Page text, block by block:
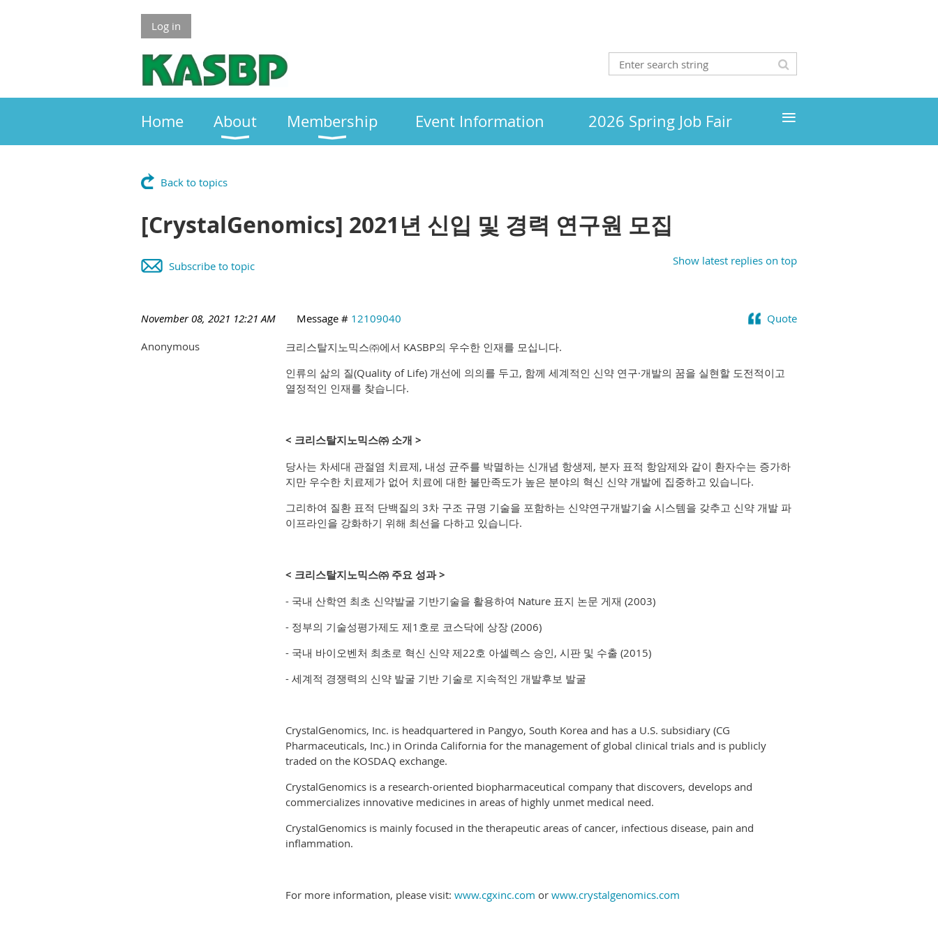
Log in
Home About Membership Event Information 2026 Spring Job Fair ≡
Back to topics
[CrystalGenomics] 2021년 신입 및 경력 연구원 모집
Show latest replies on top
Subscribe to topic
November 08, 2021 12:21 AM Quote
Message # 12109040
Anonymous
크리스탈지노믹스㈜에서 KASBP의 우수한 인재를 모십니다.
인류의 삶의 질(Quality of Life) 개선에 의의를 두고, 함께 세계적인 신약 연구∙개발의 꿈을 실현할 도전적이고
열정적인 인재를 찾습니다.
< 크리스탈지노믹스㈜ 소개 >
당사는 차세대 관절염 치료제, 내성 균주를 박멸하는 신개념 항생제, 분자 표적 항암제와 같이 환자수는 증가하
지만 우수한 치료제가 없어 치료에 대한 불만족도가 높은 분야의 혁신 신약 개발에 집중하고 있습니다.
그리하여 질환 표적 단백질의 3차 구조 규명 기술을 포함하는 신약연구개발기술 시스템을 갖추고 신약 개발 파
이프라인을 강화하기 위해 최선을 다하고 있습니다.
< 크리스탈지노믹스㈜ 주요 성과 >
- 국내 산학연 최초 신약발굴 기반기술을 활용하여 Nature 표지 논문 게재 (2003)
- 정부의 기술성평가제도 제1호로 코스닥에 상장 (2006)
- 국내 바이오벤처 최초로 혁신 신약 제22호 아셀렉스 승인, 시판 및 수출 (2015)
- 세계적 경쟁력의 신약 발굴 기반 기술로 지속적인 개발후보 발굴
CrystalGenomics, Inc. is headquartered in Pangyo, South Korea and has a U.S. subsidiary (CG
Pharmaceuticals, Inc.) in Orinda California for the management of global clinical trials and is publicly
traded on the KOSDAQ exchange.
CrystalGenomics is a research-oriented biopharmaceutical company that discovers, develops and
commercializes innovative medicines in areas of highly unmet medical need.
CrystalGenomics is mainly focused in the therapeutic areas of cancer, infectious disease, pain and
inflammation.
For more information, please visit: www.cgxinc.com or www.crystalgenomics.com